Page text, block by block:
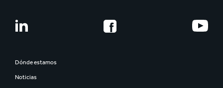
Dónde estamos
Noticias